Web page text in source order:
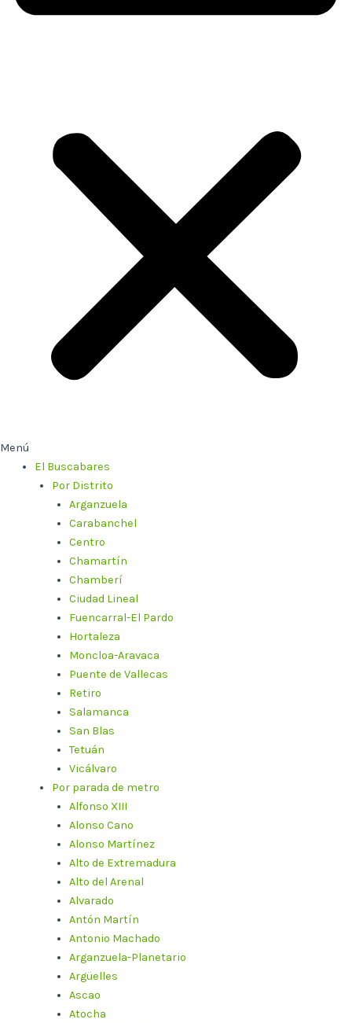
Menú
El Buscabares
Por Distrito
Arganzuela
Carabanchel
Centro
Chamartín
Chamberí
Ciudad Lineal
Fuencarral-El Pardo
Hortaleza
Moncloa-Aravaca
Puente de Vallecas
Retiro
Salamanca
San Blas
Tetuán
Vicálvaro
Por parada de metro
Alfonso XIII
Alonso Cano
Alonso Martínez
Alto de Extremadura
Alto del Arenal
Alvarado
Antón Martín
Antonio Machado
Arganzuela-Planetario
Argüelles
Ascao
Atocha